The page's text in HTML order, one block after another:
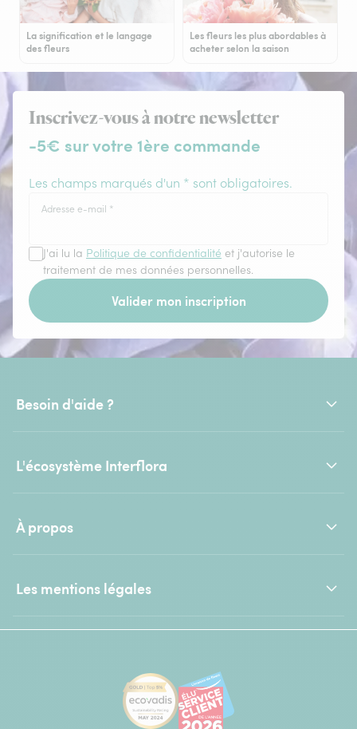
La signification et le langage
des fleurs
Les fleurs les plus abordables à
acheter selon la saison
Inscrivez-vous à notre newsletter
-5€ sur votre 1ère commande
Les champs marqués d'un * sont obligatoires.
Adresse e-mail *
J'ai lu la Politique de confidentialité et j'autorise le
traitement de mes données personnelles.
Valider mon inscription
Besoin d'aide ?
L'écosystème Interflora
À propos
Les mentions légales